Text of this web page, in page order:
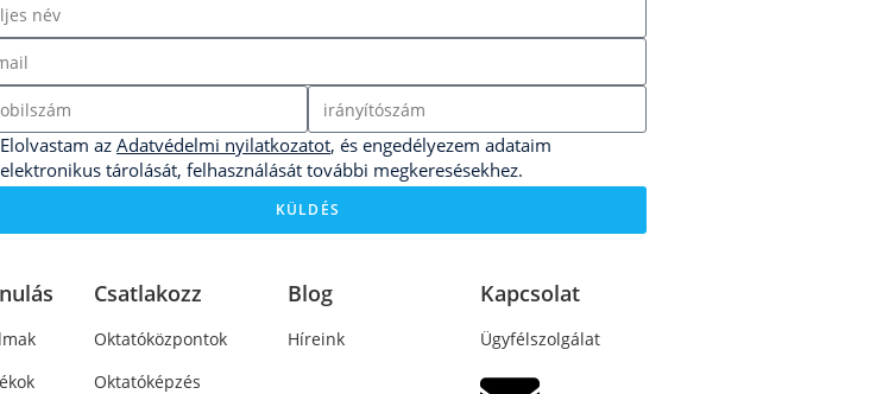
Elolvastam az Adatvédelmi nyilatkozatot, és engedélyezem adataim
elektronikus tárolását, felhasználását további megkeresésekhez.
KÜLDÉS
Csatlakozz
Oktatóközpontok
Oktatóképzés
Blog
Híreink
Kapcsolat
Ügyfélszolgálat